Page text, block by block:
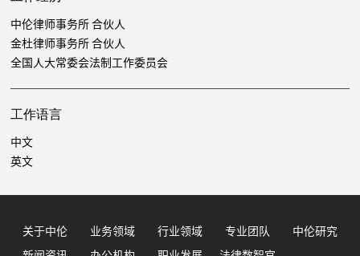
等复杂纠纷，在北京、深圳、广州等多地法院和仲裁机构涉诉
代表北京某国有银行处理金融衍生品纠纷，涉及理财产品、信托计
划、资管计划、金融衍生品、刑事犯罪等，涉案标的额7亿元人民币
代表君康人寿保险公司处理信托持股协议纠纷，涉案标的额逾3亿元
付、资管计划、嵌套投资、信托受益人等问题，最终获得胜诉判决
代理某信托公司处理其与某能源公司的金融借款合同与矿业权抵押纠
纷二审案件，本案由最高院审理
立保函效力纠纷案
易纠纷
代表某上市公司处理其与某央企在内蒙古的采矿权转让合同纠纷以及
中伦律师事务所 合伙人
金杜律师事务所 合伙人
全国人大常委会法制工作委员会
工作语言
中文
英文
关于中伦 业务领域 行业领域 专业团队 中伦研究